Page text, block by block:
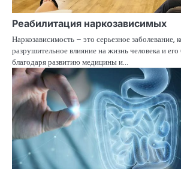
Реабилитация наркозависимых
Наркозависимость – это серьезное заболевание,
разрушительное влияние на жизнь человека и
благодаря развитию медицины и…